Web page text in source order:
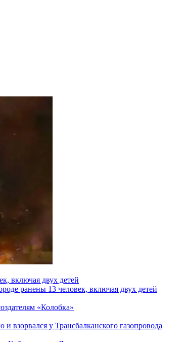
включая двух детей
ранены 13 человек, включая двух детей
«Колобка»
у Трансбалканского газопровода